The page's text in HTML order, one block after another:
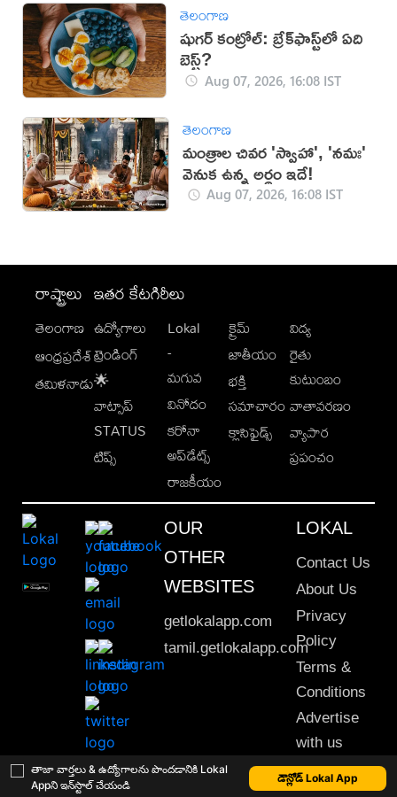
తాజా వార్తలు & ఉద్యోగాలను పొందడానికి Lokal
Appని ఇన్‌స్టాల్ చేయండి
డౌన్లోడ్ Lokal App
తెలంగాణ
షుగర్ కంట్రోల్: బ్రేక్‌ఫాస్ట్‌లో ఏది
బెస్ట్?
Aug 07, 2026, 16:08 IST
తెలంగాణ
మంత్రాల చివర 'స్వాహా', 'నమః'
వెనుక ఉన్న అర్థం ఇదే!
Aug 07, 2026, 16:08 IST
రాష్ట్రాలు
తెలంగాణ
ఆంధ్రప్రదేశ్
తమిళనాడు
ఇతర కేటగిరీలు
ఉద్యోగాలు
ట్రెండింగ్
🌟
వాట్సాప్
STATUS
టిప్స్
Lokal
-
మగువ
వినోదం
కరోనా
అప్‌డేట్స్
రాజకీయం
క్రైమ్
జాతీయం
భక్తి
సమాచారం
క్లాసిఫైడ్స్
విద్య
రైతు
కుటుంబం
వాతావరణం
వ్యాపార
ప్రపంచం
OUR
OTHER
WEBSITES
getlokalapp.com
tamil.getlokalapp.com
LOKAL
Contact Us
About Us
Privacy
Policy
Terms &
Conditions
Advertise
with us
Sitemap
This material may not be published, transmitted, rewritten or redistributed. © 2020 Lokal App. All rights reserved.